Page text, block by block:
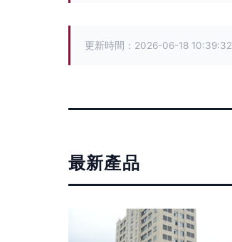
更新時間：2026-06-18 10:39:32
最新產品